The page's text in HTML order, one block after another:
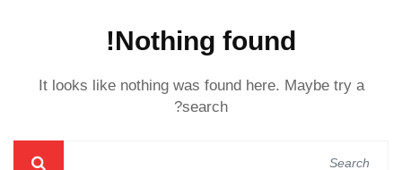
Nothing found!
It looks like nothing was found here. Maybe try a
search?